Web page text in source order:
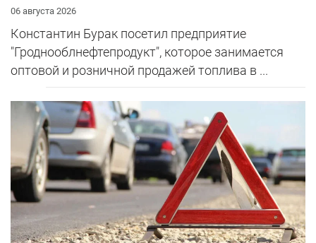
06 августа 2026
Константин Бурак посетил предприятие
"Гроднооблнефтепродукт", которое занимается
оптовой и розничной продажей топлива в ...